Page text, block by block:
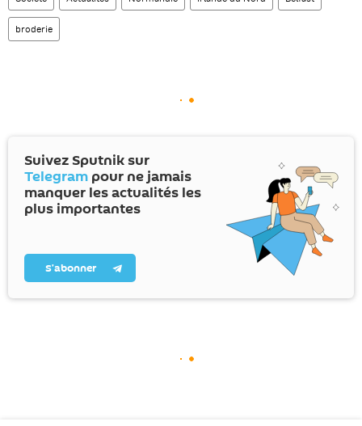
broderie
Suivez Sputnik sur
Telegram pour ne jamais
manquer les actualités les
plus importantes
S’abonner